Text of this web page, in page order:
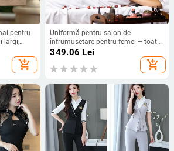
pentru
largi,
add_shopping_cart
Uniformă pentru salon de
înfrumusețare pentru femei – toate
sezoanele, absorbția umidității,
amestec din cânepă cu bumbac și
in, mâneci lungi, guler cu rever, stil
349.06 Lei
add_shopping_cart